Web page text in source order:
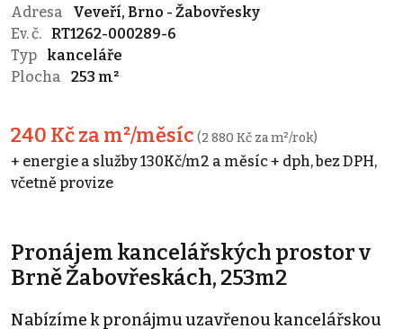
Adresa
Veveří, Brno - Žabovřesky
Ev. č.
RT1262-000289-6
Typ
kanceláře
Plocha
253 m²
240 Kč za m²/měsíc (2 880 Kč za m²/rok)
+ energie a služby 130Kč/m2 a měsíc + dph, bez DPH,
včetně provize
Pronájem kancelářských prostor v
Brně Žabovřeskách, 253m2
Nabízíme k pronájmu uzavřenou kancelářskou